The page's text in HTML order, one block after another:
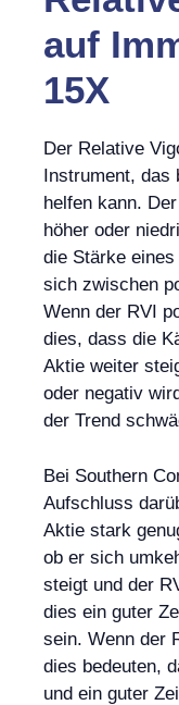
auf
15X
Der Relative
Instrument,
helfen kann.
höher oder
die Stärke
sich zwischen
Wenn der RVI
dies, dass die
Aktie weiter
oder negativ
der Trend
Bei Southern
Aufschluss
Aktie stark
ob er sich
steigt und der
dies ein guter
sein. Wenn der
dies bedeuten,
und ein guter